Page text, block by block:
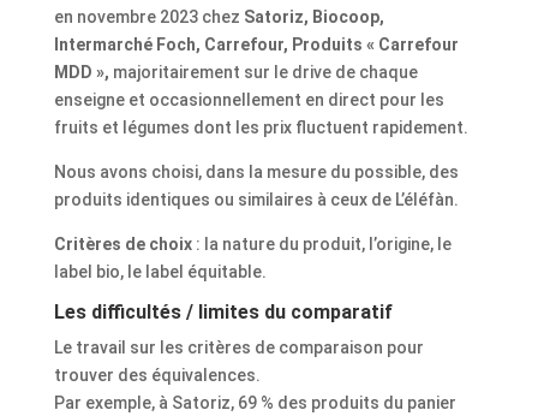
en novembre 2023 chez Satoriz, Biocoop,
Intermarché Foch, Carrefour, Produits « Carrefour
MDD », majoritairement sur le drive de chaque
enseigne et occasionnellement en direct pour les
fruits et légumes dont les prix fluctuent rapidement.
Nous avons choisi, dans la mesure du possible, des
produits identiques ou similaires à ceux de L’éléfàn.
Critères de choix : la nature du produit, l’origine, le
label bio, le label équitable.
Les difficultés / limites du comparatif
Le travail sur les critères de comparaison pour
trouver des équivalences.
Par exemple, à Satoriz, 69 % des produits du panier